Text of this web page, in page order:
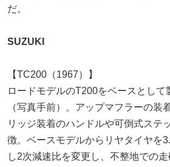
だ。
SUZUKI
【TC200（1967）】
ロードモデルのT200をベースとし
（写真手前）。アップマフラーの装
リッジ装着のハンドルや可倒式ステ
徴。ベースモデルからリヤタイヤを
し2次減速比を変更し、不整地での